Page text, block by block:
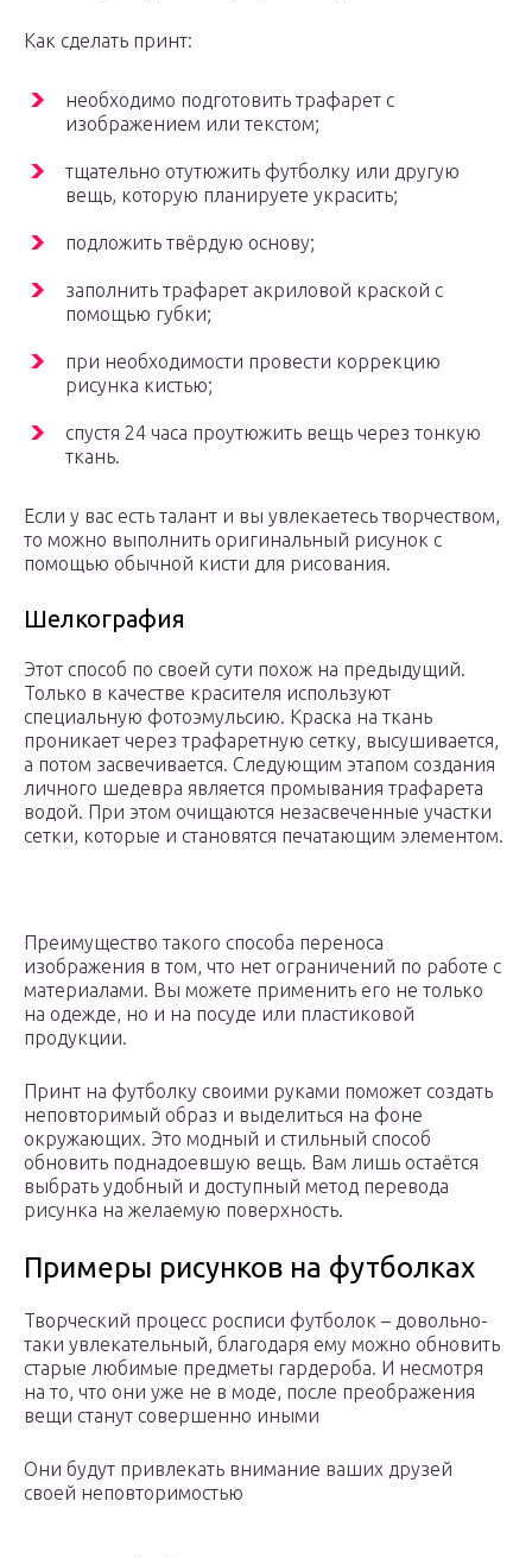
Как сделать принт:
необходимо подготовить трафарет с
изображением или текстом;
тщательно отутюжить футболку или другую
вещь, которую планируете украсить;
подложить твёрдую основу;
заполнить трафарет акриловой краской с
помощью губки;
при необходимости провести коррекцию
рисунка кистью;
спустя 24 часа проутюжить вещь через тонкую
ткань.
Если у вас есть талант и вы увлекаетесь творчеством,
то можно выполнить оригинальный рисунок с
помощью обычной кисти для рисования.
Шелкография
Этот способ по своей сути похож на предыдущий.
Только в качестве красителя используют
специальную фотоэмульсию. Краска на ткань
проникает через трафаретную сетку, высушивается,
а потом засвечивается. Следующим этапом создания
личного шедевра является промывания трафарета
водой. При этом очищаются незасвеченные участки
сетки, которые и становятся печатающим элементом.
Преимущество такого способа переноса
изображения в том, что нет ограничений по работе с
материалами. Вы можете применить его не только
на одежде, но и на посуде или пластиковой
продукции.
Принт на футболку своими руками поможет создать
неповторимый образ и выделиться на фоне
окружающих. Это модный и стильный способ
обновить поднадоевшую вещь. Вам лишь остаётся
выбрать удобный и доступный метод перевода
рисунка на желаемую поверхность.
Примеры рисунков на футболках
Творческий процесс росписи футболок – довольно-
таки увлекательный, благодаря ему можно обновить
старые любимые предметы гардероба. И несмотря
на то, что они уже не в моде, после преображения
вещи станут совершенно иными
Они будут привлекать внимание ваших друзей
своей неповторимостью